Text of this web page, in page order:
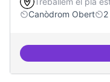
Canòdrom Obert